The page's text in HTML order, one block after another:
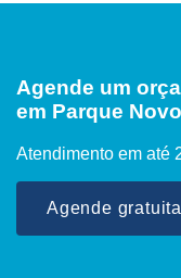
Agende um
em Parque
Atendimento em até
Agende